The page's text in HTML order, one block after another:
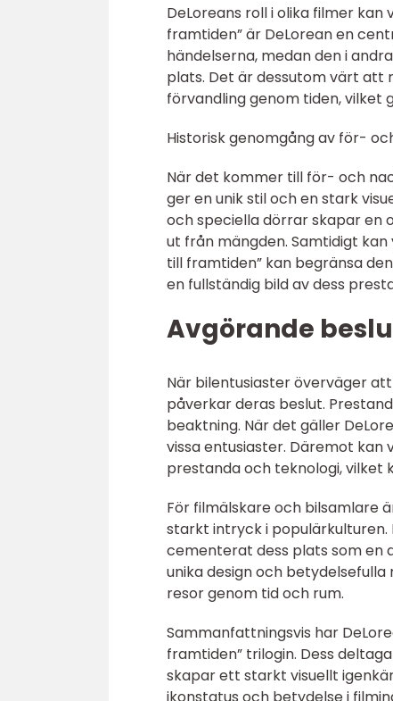
DeLoreans roll i olika filmer
framtiden” är DeLorean en
händelserna, medan den i
plats. Det är dessutom värt att
förvandling genom tiden, vilket
Historisk genomgång av för-
När det kommer till för- och
ger en unik stil och en stark
och speciella dörrar skapar en
ut från mängden. Samtidigt
till framtiden” kan begränsa
en fullständig bild av dess
Avgörande
När bilentusiaster överväger
påverkar deras beslut.
beaktning. När det gäller
vissa entusiaster. Däremot kan
prestanda och teknologi, vilket
För filmälskare och bilsamlare
starkt intryck i populärkulturen.
cementerat dess plats som en
unika design och
resor genom tid och rum.
Sammanfattningsvis har
framtiden” trilogin. Dess
skapar ett starkt visuellt